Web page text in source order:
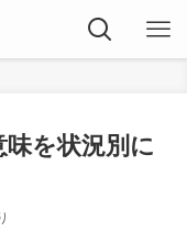
味を状況別に